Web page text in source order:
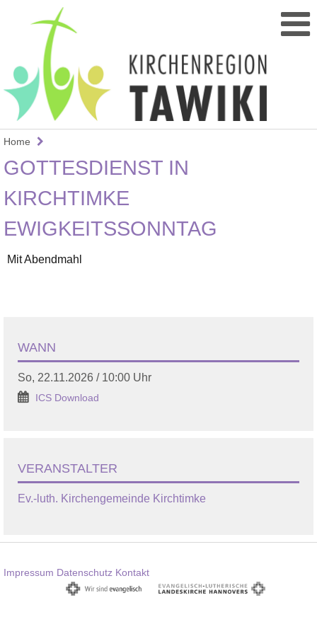
Home
GOTTESDIENST IN
KIRCHTIMKE
EWIGKEITSSONNTAG
Mit Abendmahl
WANN
So, 22.11.2026 / 10:00 Uhr
ICS Download
VERANSTALTER
Ev.-luth. Kirchengemeinde Kirchtimke
Impressum Datenschutz Kontakt